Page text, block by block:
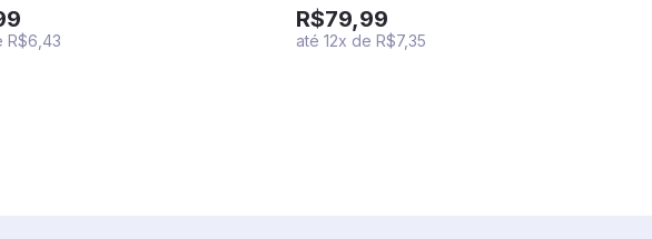
R$6,43
R$79,99
até 12x de R$7,35